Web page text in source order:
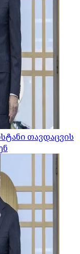
თავდაცვის